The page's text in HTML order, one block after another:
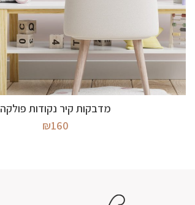
בחר אפשרויות
מדבקות קיר נקודות פולקה
₪160